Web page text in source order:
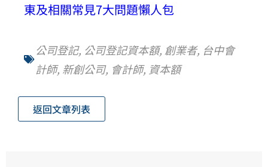
東及相關常見7大問題懶人包
公司登記, 公司登記資本額, 創業者, 台中會
計師, 新創公司, 會計師, 資本額
返回文章列表